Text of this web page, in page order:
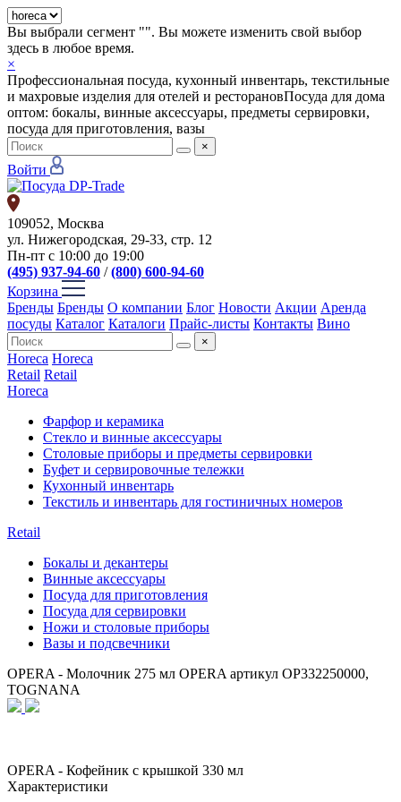
Вы выбрали сегмент "". Вы можете изменить свой выбор
здесь в любое время.
×
Профессиональная посуда, кухонный инвентарь, текстильные
и махровые изделия для отелей и ресторановПосуда для дома
оптом: бокалы, винные аксессуары, предметы сервировки,
посуда для приготовления, вазы
×
Войти
109052, Москва
ул. Нижегородская, 29-33, стр. 12
Пн-пт с 10:00 до 19:00
(495) 937-94-60 /(800) 600-94-60
Корзина
Бренды Бренды О компании Блог Новости Акции Аренда
посуды Каталог Каталоги Прайс-листы Контакты Вино
×
Horeca Horeca
Retail Retail
Horeca
Фарфор и керамика
Стекло и винные аксессуары
Столовые приборы и предметы сервировки
Буфет и сервировочные тележки
Кухонный инвентарь
Текстиль и инвентарь для гостиничных номеров
Retail
Бокалы и декантеры
Винные аксессуары
Посуда для приготовления
Посуда для сервировки
Ножи и столовые приборы
Вазы и подсвечники
OPERA - Молочник 275 мл OPERA артикул OP332250000,
TOGNANA
OPERA - Кофейник с крышкой 330 мл
Характеристики